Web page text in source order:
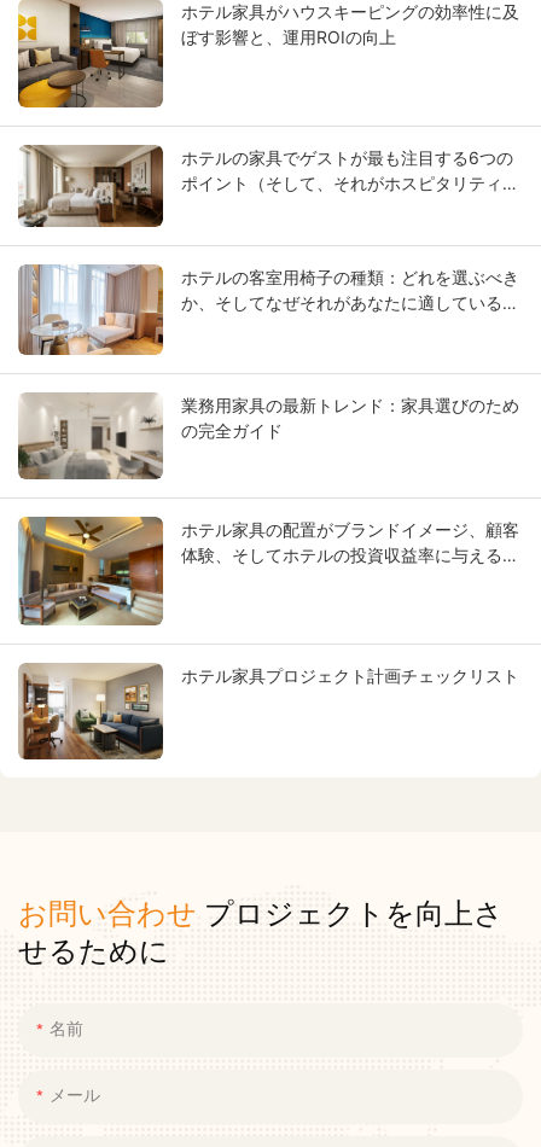
ホテル家具がハウスキーピングの効率性に及
ぼす影響と、運用ROIの向上
ホテルの家具でゲストが最も注目する6つの
ポイント（そして、それがホスピタリティデ
ホテルの客室用椅子の種類：どれを選ぶべき
か、そしてなぜそれがあなたに適しているの
業務用家具の最新トレンド：家具選びのため
の完全ガイド
ホテル家具の配置がブランドイメージ、顧客
体験、そしてホテルの投資収益率に与える影
ホテル家具プロジェクト計画チェックリスト
お問い合わせ プロジェクトを向上さ
せるために
名前
メール